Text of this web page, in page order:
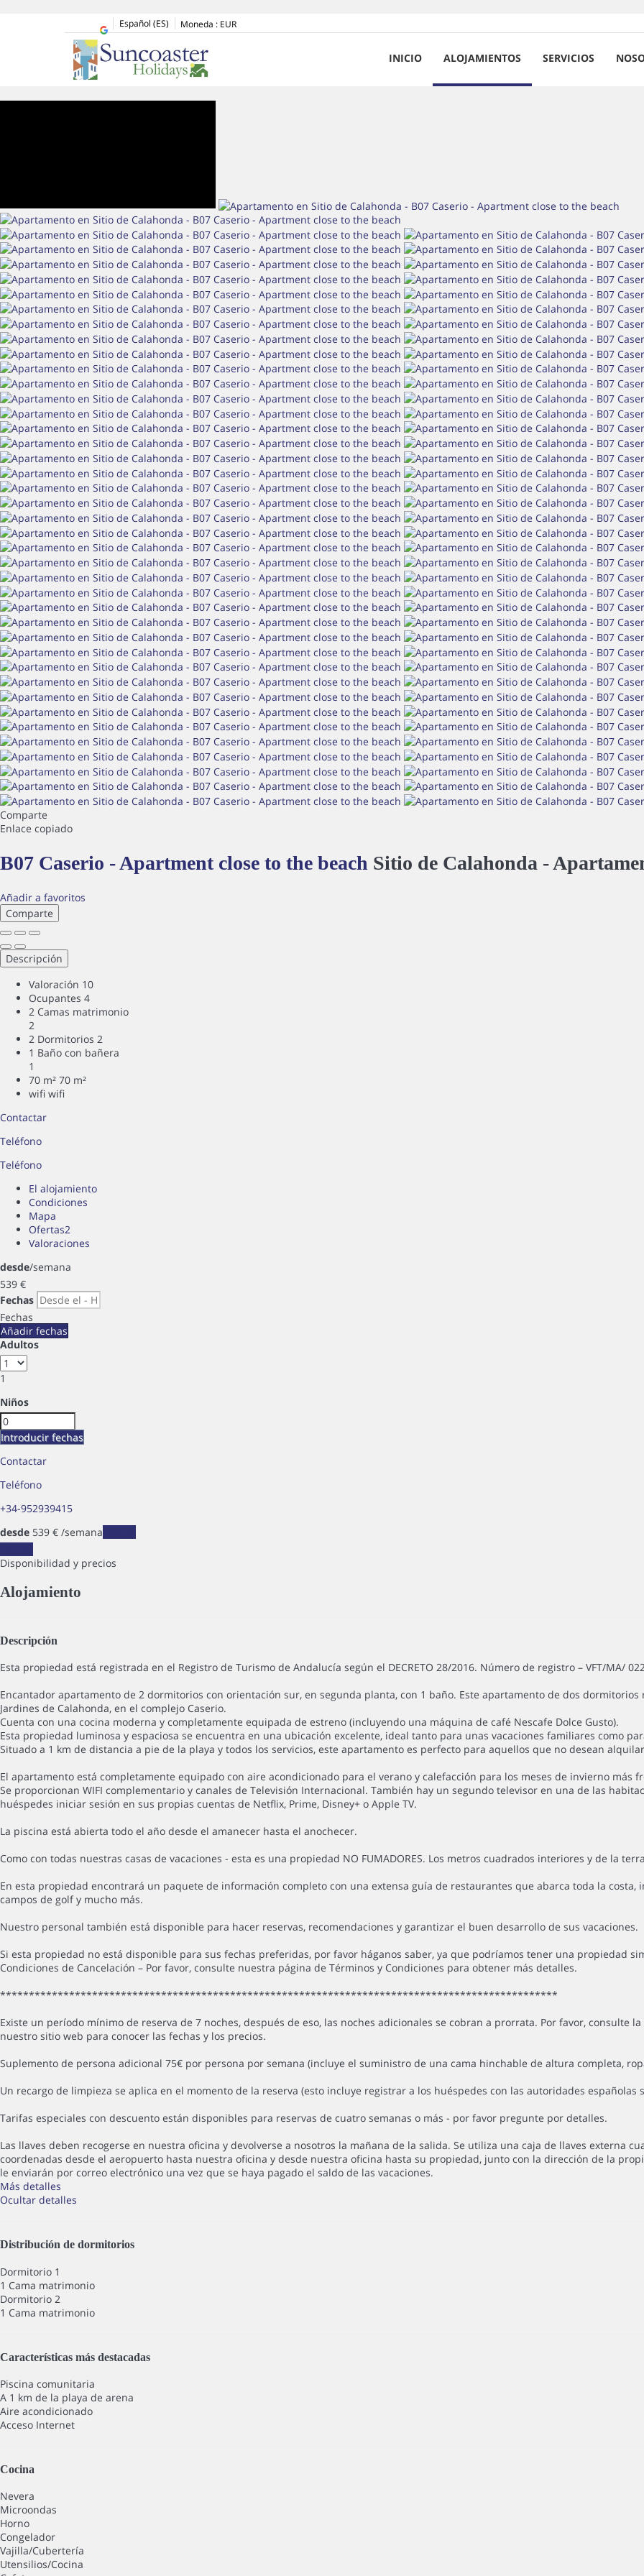
Español (ES) Moneda : EUR
INICIO ALOJAMIENTOS SERVICIOS
Comparte
Enlace copiado
B07 Caserio - Apartment close to the beach Sitio de Calahonda -
Añadir a favoritos
Comparte
Descripción
Valoración 10
Ocupantes 4
2 Camas matrimonio
2
2 Dormitorios 2
1 Baño con bañera
1
70 m² 70 m²
wifi wifi
Contactar
Teléfono
Teléfono
El alojamiento
Condiciones
Mapa
Ofertas2
Valoraciones
desde/semana
539 €
Fechas
Fechas
Añadir fechas
Adultos
1
Niños
Introducir fechas
Contactar
Teléfono
+34-952939415
desde 539 € /semana
Disponibilidad y precios
Alojamiento
Descripción
Esta propiedad está registrada en el Registro de Turismo de Andalucía según el DECRETO 28/2016. Número de registro – VFT/MA/
Encantador apartamento de 2 dormitorios con orientación sur, en segunda planta, con 1 baño. Este apartamento de dos
Jardines de Calahonda, en el complejo Caserio.
Cuenta con una cocina moderna y completamente equipada de estreno (incluyendo una máquina de café Nescafe Dolce Gusto).
Esta propiedad luminosa y espaciosa se encuentra en una ubicación excelente, ideal tanto para unas vacaciones familiares como
Situado a 1 km de distancia a pie de la playa y todos los servicios, este apartamento es perfecto para aquellos que no desean
El apartamento está completamente equipado con aire acondicionado para el verano y calefacción para los meses de invierno más
Se proporcionan WIFI complementario y canales de Televisión Internacional. También hay un segundo televisor en una de las
huéspedes iniciar sesión en sus propias cuentas de Netflix, Prime, Disney+ o Apple TV.
La piscina está abierta todo el año desde el amanecer hasta el anochecer.
Como con todas nuestras casas de vacaciones - esta es una propiedad NO FUMADORES. Los metros cuadrados interiores y de la
En esta propiedad encontrará un paquete de información completo con una extensa guía de restaurantes que abarca toda la
campos de golf y mucho más.
Nuestro personal también está disponible para hacer reservas, recomendaciones y garantizar el buen desarrollo de sus vacaciones.
Si esta propiedad no está disponible para sus fechas preferidas, por favor háganos saber, ya que podríamos tener una propiedad
Condiciones de Cancelación – Por favor, consulte nuestra página de Términos y Condiciones para obtener más detalles.
*************************************************************************************************
Existe un período mínimo de reserva de 7 noches, después de eso, las noches adicionales se cobran a prorrata. Por favor, consulte
nuestro sitio web para conocer las fechas y los precios.
Suplemento de persona adicional 75€ por persona por semana (incluye el suministro de una cama hinchable de altura completa,
Un recargo de limpieza se aplica en el momento de la reserva (esto incluye registrar a los huéspedes con las autoridades españolas
Tarifas especiales con descuento están disponibles para reservas de cuatro semanas o más - por favor pregunte por detalles.
Las llaves deben recogerse en nuestra oficina y devolverse a nosotros la mañana de la salida. Se utiliza una caja de llaves externa
coordenadas desde el aeropuerto hasta nuestra oficina y desde nuestra oficina hasta su propiedad, junto con la dirección de la
le enviarán por correo electrónico una vez que se haya pagado el saldo de las vacaciones.
Más detalles
Ocultar detalles
Distribución de dormitorios
Dormitorio 1
1 Cama matrimonio
Dormitorio 2
1 Cama matrimonio
Características más destacadas
Piscina comunitaria
A 1 km de la playa de arena
Aire acondicionado
Acceso Internet
Cocina
Nevera
Microondas
Horno
Congelador
Vajilla/Cubertería
Utensilios/Cocina